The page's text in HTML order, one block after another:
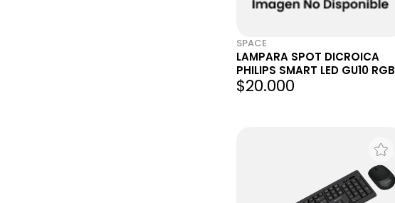
SPACE
LAMPARA SPOT DICROICA
PHILIPS SMART LED GU10 RGB
WIFI
$20.000